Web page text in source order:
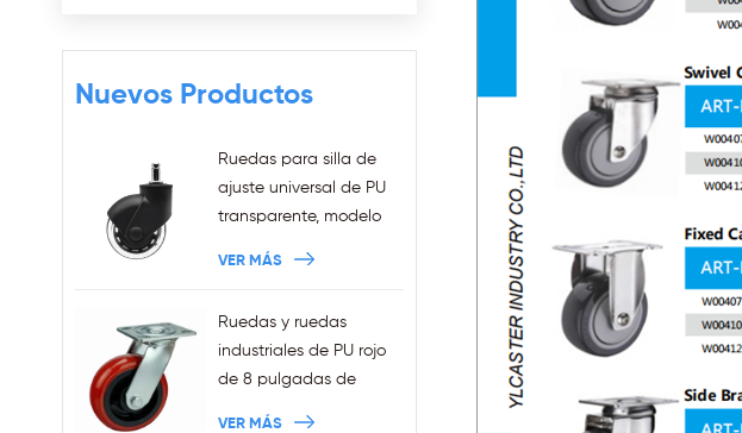
Nuevos Productos
Ruedas para silla de
ajuste universal de PU
transparente, modelo
silla de oficina
enchufables, ventas al
por mayor
VER MÁS
Ruedas y ruedas
industriales de PU rojo
de 8 pulgadas de
VER MÁS